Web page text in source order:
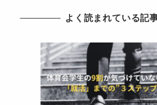
よく読まれている記